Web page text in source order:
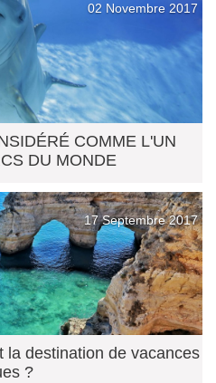
02 Novembre 2017
COMME L'UN
DU MONDE
17 Septembre 2017
la destination de vacances
?